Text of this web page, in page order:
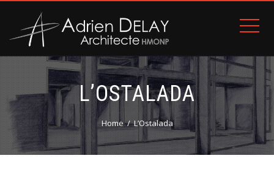
L’OSTALADA
Home L’Ostalada